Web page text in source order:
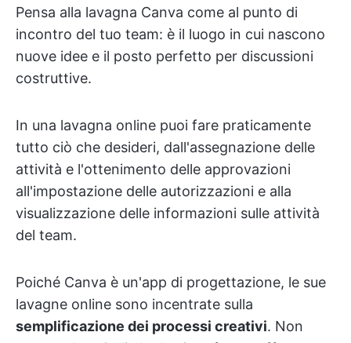
Pensa alla lavagna Canva come al punto di
incontro del tuo team: è il luogo in cui nascono
nuove idee e il posto perfetto per discussioni
costruttive.
In una lavagna online puoi fare praticamente
tutto ciò che desideri, dall'assegnazione delle
attività e l'ottenimento delle approvazioni
all'impostazione delle autorizzazioni e alla
visualizzazione delle informazioni sulle attività
del team.
Poiché Canva è un'app di progettazione, le sue
lavagne online sono incentrate sulla
semplificazione dei processi creativi. Non